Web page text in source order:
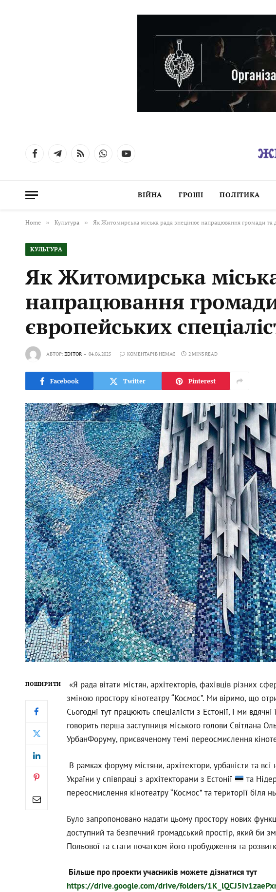
FacebookTelegramRSS WhatsAppYouTube
ВІЙНА ГРОШІ ПОЛІТИКА
Home » Культура » Як Житомирська міська рада знецінює напрацювання громади та
КУЛЬТУРА
Як Житомирська
напрацювання
європейських
АВТОР:EDITOR 04.06.2025 КОМЕНТАРІВ НЕМАЄ 2 MINS READ
Facebook Twitter Pinterest
ПОШИРИТИ
«Я рада вітати містян, архітекторів, фахівців різних
зміною простору кінотеатру “Космос”. Ми віримо, що
Сьогодні тут працюють спеціалісти з Естонії, і ми
говорить перша заступниця міського голови Світлана
УрбанФоруму, присвяченому темі переосмислення
В рамках форуму містяни, архітектори, урбаністи та
України у співпраці з архітекторами з Естонії
та
переосмислення кінотеатру “Космос” та території біля
Було запропоновано надати цьому простору нових
доступний та безпечний громадський простір, який би
Польової та стати початком його пробудження та
Більше про проекти учасників можете дізнатися тут
https://drive.google.com/drive/folders/